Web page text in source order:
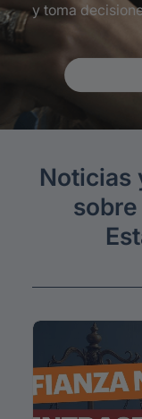
y toma
Noticias
sobre